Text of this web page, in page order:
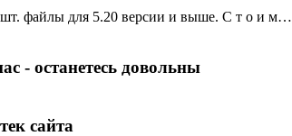
файлы для 5.20 версии и выше. С т о и м…
- останетесь довольны
сайта